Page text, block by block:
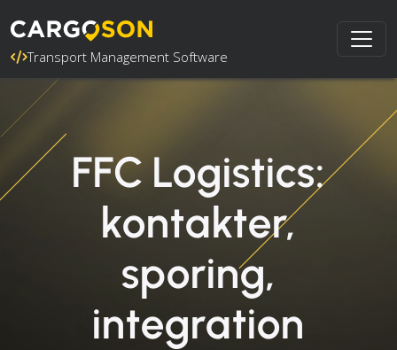
Transport Management Software
FFC Logistics:
kontakter,
sporing,
integration